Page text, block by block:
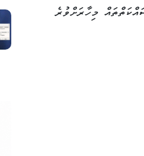
މިހާރަށްވުރެ